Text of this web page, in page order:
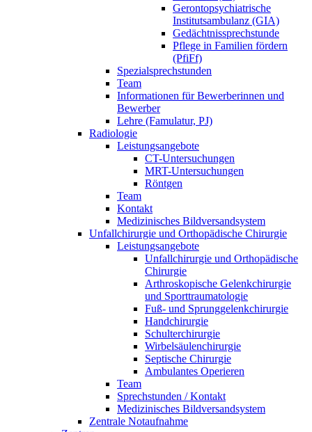
Gerontopsychiatrische
Institutsambulanz (GIA)
Gedächtnissprechstunde
Pflege in Familien fördern
(PfiFf)
Spezialsprechstunden
Team
Informationen für Bewerberinnen und
Bewerber
Lehre (Famulatur, PJ)
Radiologie
Leistungsangebote
CT-Untersuchungen
MRT-Untersuchungen
Röntgen
Team
Kontakt
Medizinisches Bildversandsystem
Unfallchirurgie und Orthopädische Chirurgie
Leistungsangebote
Unfallchirurgie und Orthopädische
Chirurgie
Arthroskopische Gelenkchirurgie
und Sporttraumatologie
Fuß- und Sprunggelenkchirurgie
Handchirurgie
Schulterchirurgie
Wirbelsäulenchirurgie
Septische Chirurgie
Ambulantes Operieren
Team
Sprechstunden / Kontakt
Medizinisches Bildversandsystem
Zentrale Notaufnahme